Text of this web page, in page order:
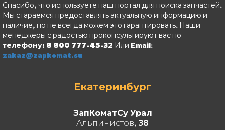
Спасибо, что используете наш портал для поиска запчастей.
Мы стараемся предоставлять актуальную информацию и
наличие, но не всегда можем это гарантировать. Наши
менеджеры с радостью проконсультируют вас по
телефону: 8 800 777-45-32 Или Email:
zakaz@zapkomat.su
Екатеринбург
ЗапКоматСу Урал
Альпинистов, 38